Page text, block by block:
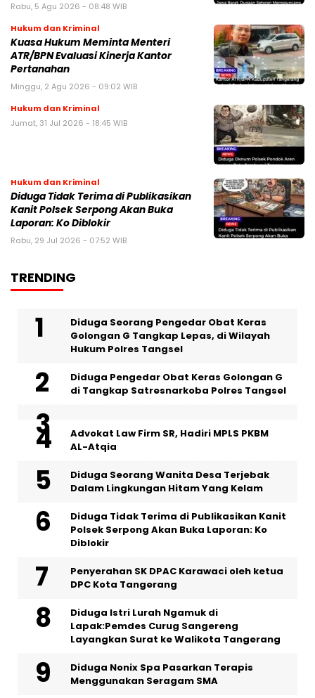
Rabu, 5 Agu 2026 - 08:48 WIB
Hukum dan Kriminal
Kuasa Hukum Meminta Menteri
ATR/BPN Evaluasi Kinerja Kantor
Pertanahan
Minggu, 2 Agu 2026 - 09:02 WIB
Hukum dan Kriminal
Jumat, 31 Jul 2026 - 18:45 WIB
Hukum dan Kriminal
Diduga Tidak Terima di Publikasikan
Kanit Polsek Serpong Akan Buka
Laporan: Ko Diblokir
Rabu, 29 Jul 2026 - 07:52 WIB
TRENDING
‎Diduga Seorang Pengedar Obat Keras
Golongan G Tangkap Lepas, di Wilayah
Hukum Polres Tangsel
Diduga Pengedar Obat Keras Golongan G
di Tangkap Satresnarkoba Polres Tangsel
Advokat Law Firm SR, Hadiri MPLS PKBM
AL-Atqia
‎Diduga Seorang Wanita Desa Terjebak
Dalam Lingkungan Hitam Yang Kelam
Diduga Tidak Terima di Publikasikan Kanit
Polsek Serpong Akan Buka Laporan: Ko
Diblokir
Penyerahan SK DPAC Karawaci oleh ketua
DPC Kota Tangerang
‎Diduga Istri Lurah Ngamuk di
Lapak:Pemdes Curug Sangereng
Layangkan Surat ke Walikota Tangerang
‎Diduga Nonix Spa Pasarkan Terapis
Menggunakan Seragam SMA